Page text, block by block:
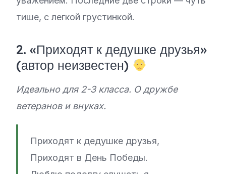
тише, с легкой грустинкой.
2. «Приходят к дедушке друзья»
(автор неизвестен)
Идеально для 2-3 класса. О дружбе
ветеранов и внуках.
Приходят к дедушке друзья,
Приходят в День Победы.